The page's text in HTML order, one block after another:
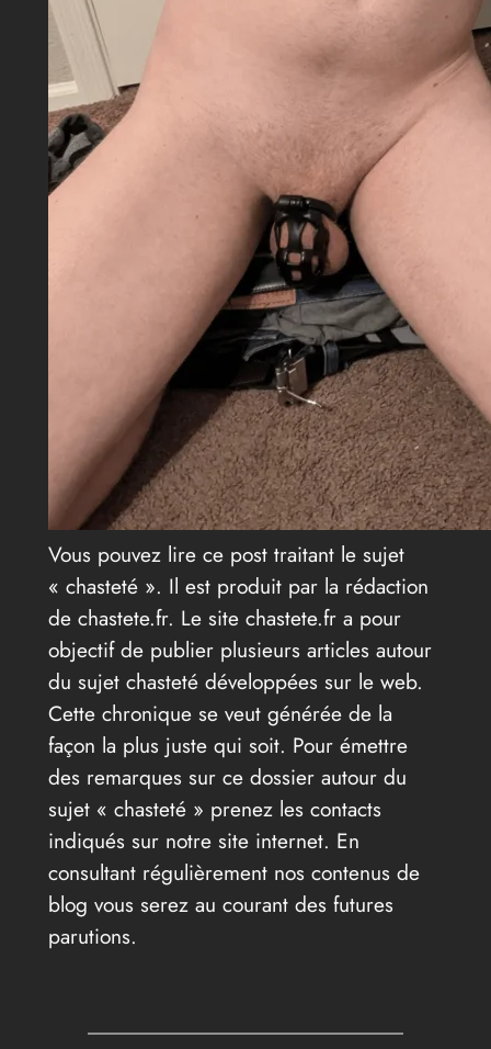
Vous pouvez lire ce post traitant le sujet
« chasteté ». Il est produit par la rédaction
de chastete.fr. Le site chastete.fr a pour
objectif de publier plusieurs articles autour
du sujet chasteté développées sur le web.
Cette chronique se veut générée de la
façon la plus juste qui soit. Pour émettre
des remarques sur ce dossier autour du
sujet « chasteté » prenez les contacts
indiqués sur notre site internet. En
consultant régulièrement nos contenus de
blog vous serez au courant des futures
parutions.